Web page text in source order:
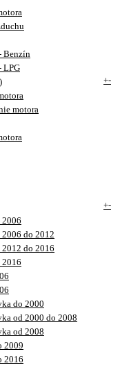
Benzín
LPG
+-
motora
+-
2006
2006 do 2012
2012 do 2016
2016
do 2000
od 2000 do 2008
od 2008
2009
2016